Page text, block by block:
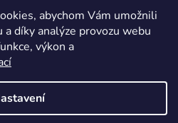
abychom Vám umožnili
díky analýze provozu webu
výkon a